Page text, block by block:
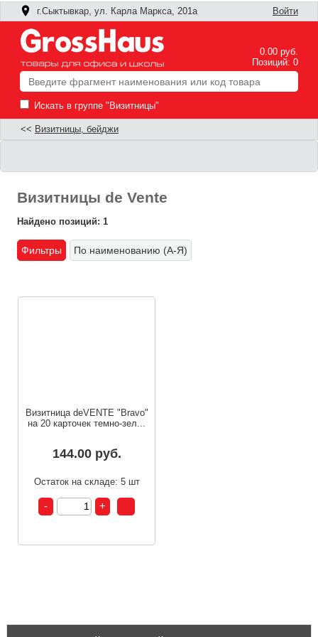
г.Сыктывкар, ул. Карла Маркса, 201а Войти
0.00 руб.
Позиций: 0
Искать в группе "Визитницы"
<< Визитницы, бейджи
Визитницы de Vente
Найдено позиций: 1
Фильтры По наименованию (А-Я)
Визитница deVENTE "Bravo"
на 20 карточек темно-зел...
144.00 руб.
Остаток на складе: 5 шт